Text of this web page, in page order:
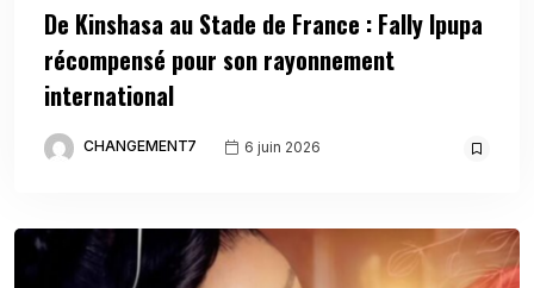
De Kinshasa au Stade de France : Fally Ipupa
récompensé pour son rayonnement
international
CHANGEMENT7 6 juin 2026